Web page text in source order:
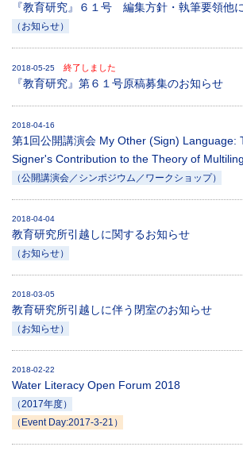
『教育研究』６１号 編集方針・執筆要領他
（お知らせ）
2018-05-25 終了しました
『教育研究』第６１号原稿募集のお知らせ
2018-04-16
第1回公開講演会 My Other (Sign) Language:
Signer's Contribution to the Theory of
（公開講演会／シンポジウム／ワークショップ）
2018-04-04
教育研究所引越しに関するお知らせ
（お知らせ）
2018-03-05
教育研究所引越しに伴う閉室のお知らせ
（お知らせ）
2018-02-22
Water Literacy Open Forum 2018
（2017年度）
（Event Day:2017-3-21）